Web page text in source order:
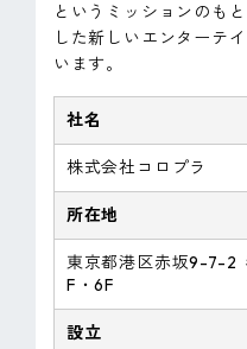
というミッションのも
した新しいエンターテ
います。
社名
株式会社コロプラ
所在地
東京都港区赤坂9-7-2
F・6F
設立